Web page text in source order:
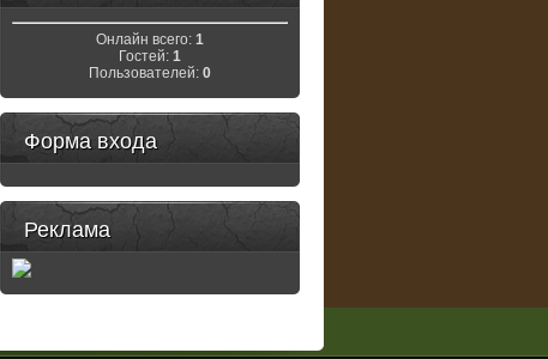
Онлайн всего: 1
Гостей: 1
Пользователей: 0
Форма входа
Реклама